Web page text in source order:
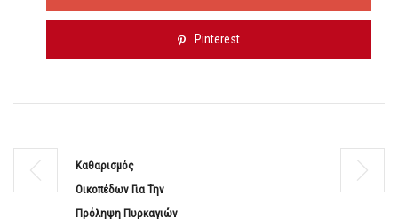
Pinterest
Καθαρισμός
Οικοπέδων Για Την
Πρόληψη Πυρκαγιών